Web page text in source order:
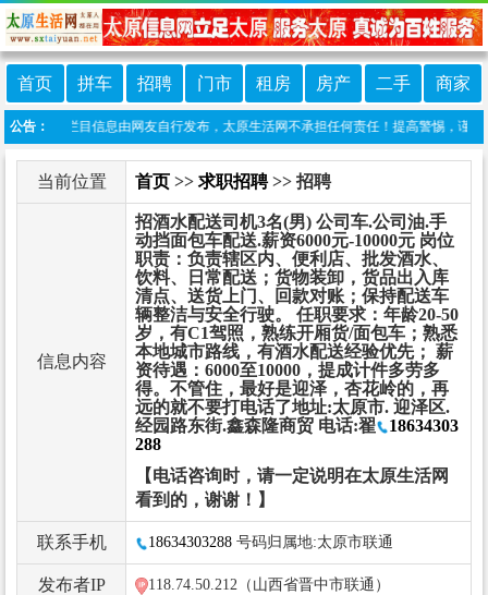
首页 拼车 招聘 门市 租房 房产 二手 商家
公告：
明：本栏目信息由网友自行发布，太原生活网不承担任何责任！提高警惕，谨防
当前位置 首页 >> 求职招聘>> 招聘
信息内容
招酒水配送司机3名(男) 公司车.公司油.手
动挡面包车配送.薪资6000元-10000元 岗位
职责：负责辖区内、便利店、批发酒水、
饮料、日常配送；货物装卸，货品出入库
清点、送货上门、回款对账；保持配送车
辆整洁与安全行驶。 任职要求：年龄20-50
岁，有C1驾照，熟练开厢货/面包车；熟悉
本地城市路线，有酒水配送经验优先； 薪
资待遇：6000至10000，提成计件多劳多
得。不管住，最好是迎泽，杏花岭的，再
远的就不要打电话了地址:太原市. 迎泽区.
经园路东街.鑫森隆商贸 电话:翟
18634303
288
【电话咨询时，请一定说明在太原生活网
看到的，谢谢！】
联系手机 18634303288 号码归属地:太原市联通
发布者IP 118.74.50.212（山西省晋中市联通）